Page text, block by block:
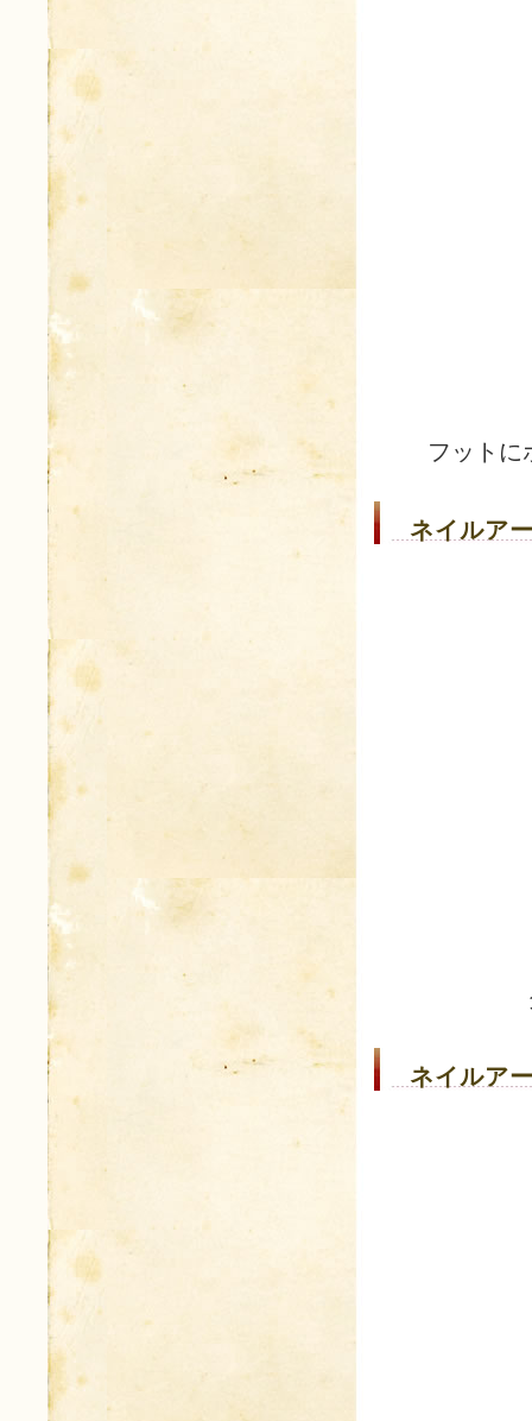
フットに
ネイルア
ネイルア